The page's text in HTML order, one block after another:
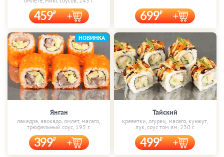
459 699
Янган
лакедра, авокадо, омлет, масаго,
трюфельный соус, 195 г.
399
НОВИНКА
Тайский
креветки, огурец, масаго, кунжут,
лук, соус том ям, 230 г.
499